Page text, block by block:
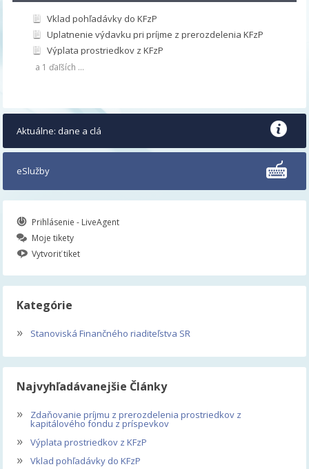
Vklad pohľadávky do KFzP
Uplatnenie výdavku pri príjme z prerozdelenia KFzP
Výplata prostriedkov z KFzP
a 1 ďaľších ...
Aktuálne: dane a clá
eSlužby
Prihlásenie - LiveAgent
Moje tikety
Vytvoriť tiket
Kategórie
» Stanoviská Finančného riaditeľstva SR
Najvyhľadávanejšie Články
» Zdaňovanie príjmu z prerozdelenia prostriedkov z
kapitálového fondu z príspevkov
» Výplata prostriedkov z KFzP
» Vklad pohľadávky do KFzP